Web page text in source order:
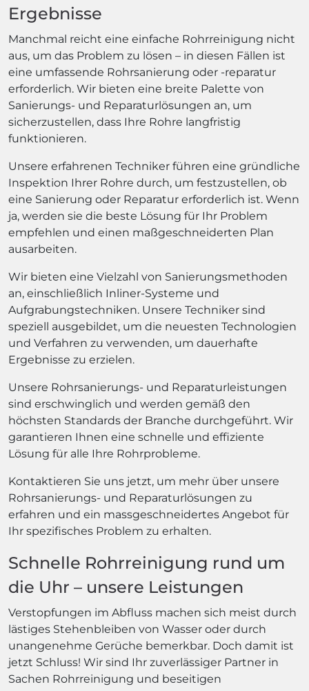
Ergebnisse
Manchmal reicht eine einfache Rohrreinigung nicht
aus, um das Problem zu lösen – in diesen Fällen ist
eine umfassende Rohrsanierung oder -reparatur
erforderlich. Wir bieten eine breite Palette von
Sanierungs- und Reparaturlösungen an, um
sicherzustellen, dass Ihre Rohre langfristig
funktionieren.
Unsere erfahrenen Techniker führen eine gründliche
Inspektion Ihrer Rohre durch, um festzustellen, ob
eine Sanierung oder Reparatur erforderlich ist. Wenn
ja, werden sie die beste Lösung für Ihr Problem
empfehlen und einen maßgeschneiderten Plan
ausarbeiten.
Wir bieten eine Vielzahl von Sanierungsmethoden
an, einschließlich Inliner-Systeme und
Aufgrabungstechniken. Unsere Techniker sind
speziell ausgebildet, um die neuesten Technologien
und Verfahren zu verwenden, um dauerhafte
Ergebnisse zu erzielen.
Unsere Rohrsanierungs- und Reparaturleistungen
sind erschwinglich und werden gemäß den
höchsten Standards der Branche durchgeführt. Wir
garantieren Ihnen eine schnelle und effiziente
Lösung für alle Ihre Rohrprobleme.
Kontaktieren Sie uns jetzt, um mehr über unsere
Rohrsanierungs- und Reparaturlösungen zu
erfahren und ein massgeschneidertes Angebot für
Ihr spezifisches Problem zu erhalten.
Schnelle Rohrreinigung rund um
die Uhr – unsere Leistungen
Verstopfungen im Abfluss machen sich meist durch
lästiges Stehenbleiben von Wasser oder durch
unangenehme Gerüche bemerkbar. Doch damit ist
jetzt Schluss! Wir sind Ihr zuverlässiger Partner in
Sachen Rohrreinigung und beseitigen